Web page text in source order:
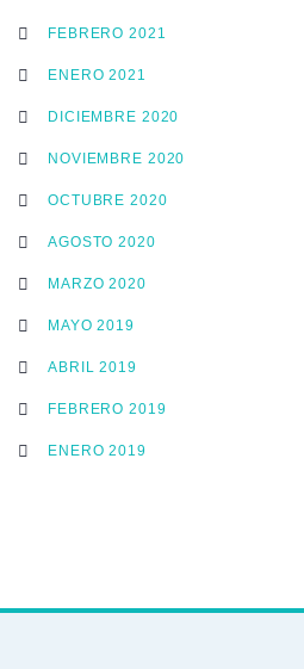
FEBRERO 2021
ENERO 2021
DICIEMBRE 2020
NOVIEMBRE 2020
OCTUBRE 2020
AGOSTO 2020
MARZO 2020
MAYO 2019
ABRIL 2019
FEBRERO 2019
ENERO 2019